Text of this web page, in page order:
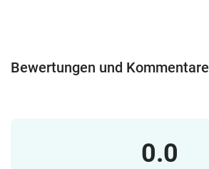
Bewertungen und Kommentare
0.0